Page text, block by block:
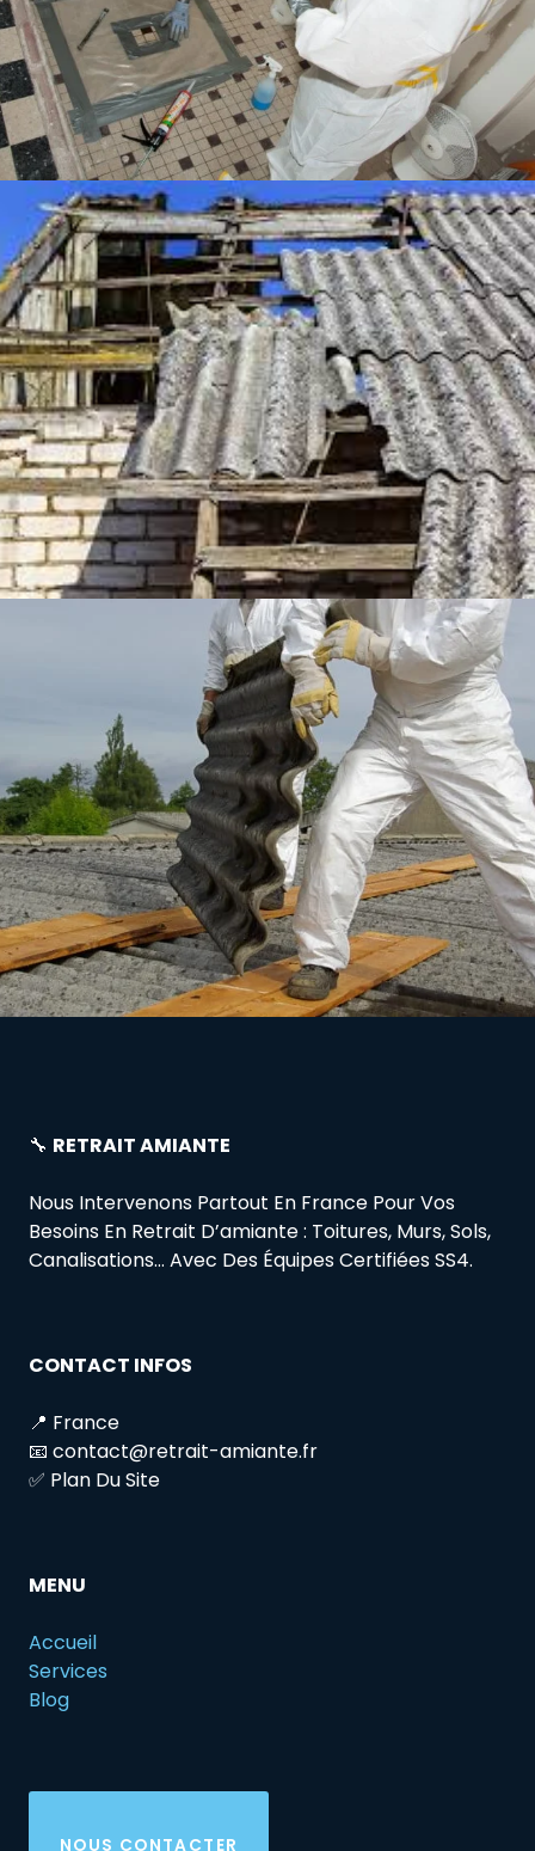
🔧 RETRAIT AMIANTE
Nous Intervenons Partout En France Pour Vos
Besoins En Retrait D’amiante : Toitures, Murs, Sols,
Canalisations… Avec Des Équipes Certifiées SS4.
CONTACT INFOS
📍 France
📧 contact@retrait-amiante.fr
✅ Plan Du Site
MENU
Accueil
Services
Blog
NOUS CONTACTER